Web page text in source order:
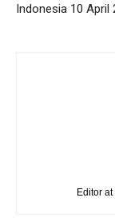
Indonesia 10 April
Editor